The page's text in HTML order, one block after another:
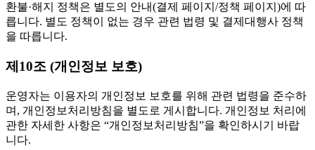
환불·해지 정책은 별도의 안내(결제 페이지/정책 페이지)에 따
릅니다. 별도 정책이 없는 경우 관련 법령 및 결제대행사 정책
을 따릅니다.
제10조 (개인정보 보호)
운영자는 이용자의 개인정보 보호를 위해 관련 법령을 준수하
며, 개인정보처리방침을 별도로 게시합니다. 개인정보 처리에
관한 자세한 사항은 “개인정보처리방침”을 확인하시기 바랍
니다.